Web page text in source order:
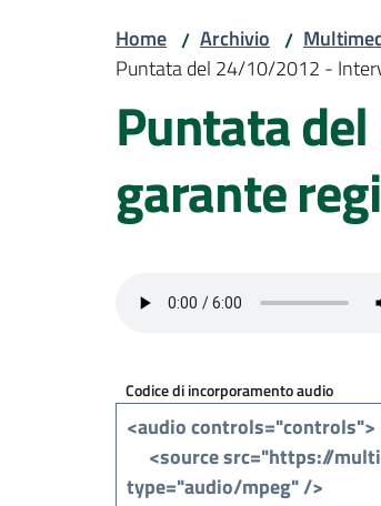
Home / Archivio /
Puntata del 24/10/2012 -
Puntata
garante
Codice di incorporamento audio